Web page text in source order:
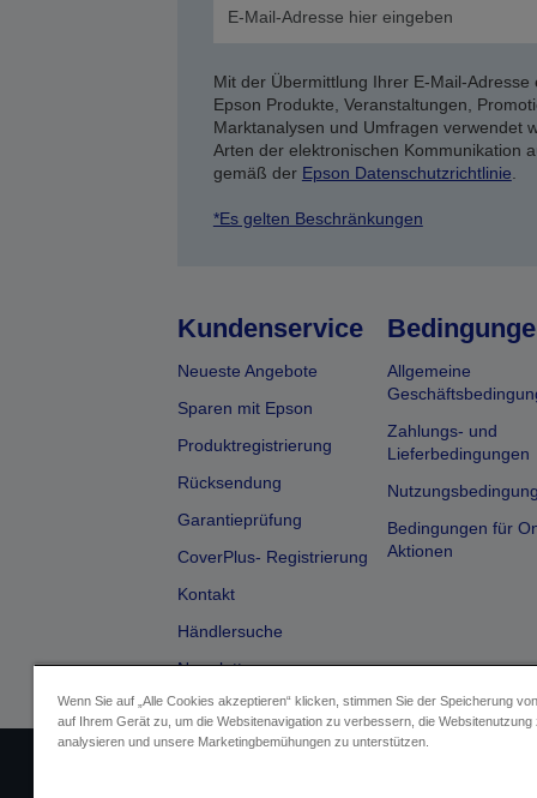
Mit der Übermittlung Ihrer E-Mail-
Epson Produkte, Veranstaltungen,
Marktanalysen und Umfragen verwendet
Arten der elektronischen Kommunikation
gemäß der Epson Datenschutzrichtlinie
*Es gelten Beschränkungen
Kundenservice
Neueste Angebote
Sparen mit Epson
Produktregistrierung
Rücksendung
Garantieprüfung
CoverPlus- Registrierung
Kontakt
Händlersuche
Newsletter
Allgemeine
Zahlungs- und
Lieferbedingungen
Bedingungen für
Aktionen
Wenn Sie auf „Alle Cookies akzeptieren“ klicken, stimmen Sie der Speicherung
auf Ihrem Gerät zu, um die Websitenavigation zu verbessern, die Websitenutzung
analysieren und unsere Marketingbemühungen zu unterstützen.